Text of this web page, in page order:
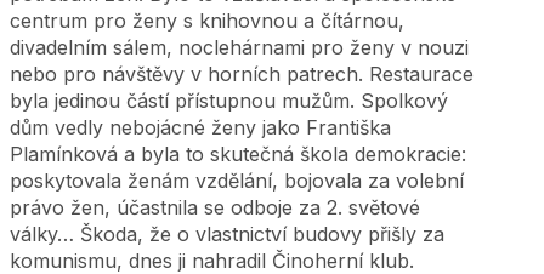
centrum pro ženy s knihovnou a čítárnou,
divadelním sálem, noclehárnami pro ženy v nouzi
nebo pro návštěvy v horních patrech. Restaurace
byla jedinou částí přístupnou mužům. Spolkový
dům vedly nebojácné ženy jako Františka
Plamínková a byla to skutečná škola demokracie:
poskytovala ženám vzdělání, bojovala za volební
právo žen, účastnila se odboje za 2. světové
války… Škoda, že o vlastnictví budovy přišly za
komunismu, dnes ji nahradil Činoherní klub.